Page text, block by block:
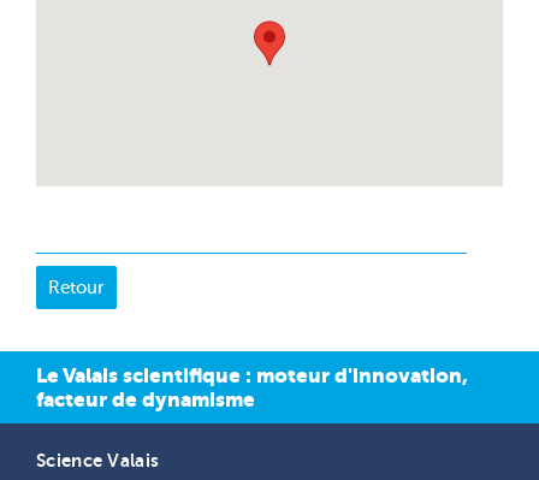
Le Valais scientifique : moteur d'innovation,
facteur de dynamisme
Science Valais